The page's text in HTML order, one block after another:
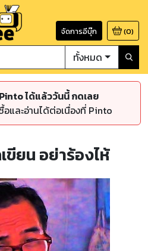
จัดการอีบุ๊ก (0)
ทั้งหมด
ได้แล้ววันนี้ กดเลย
และอ่านได้ต่อเนื่องที่ Pinto
ขียน อย่าร้องไห้